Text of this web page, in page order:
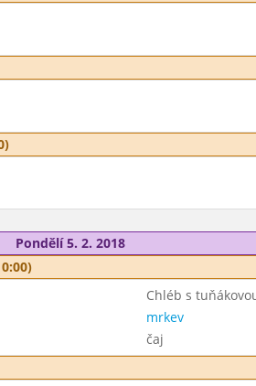
Pondělí 5. 2. 2018
Chléb s
mrkev
čaj